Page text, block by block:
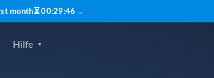
month⏳00:29:45 →
Hilfe